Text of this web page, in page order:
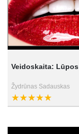
Veidoskaita: Lūpos
Žydrūnas Sadauskas